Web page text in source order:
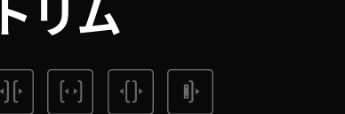
トリム